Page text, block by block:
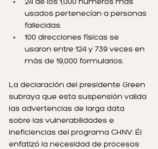
24 de los 1,000 números más
usados pertenecían a personas
fallecidas.
100 direcciones físicas se
usaron entre 124 y 739 veces en
más de 19,000 formularios.
La declaración del presidente Green
subraya que esta suspensión valida
las advertencias de larga data
sobre las vulnerabilidades e
ineficiencias del programa CHNV. Él
enfatizó la necesidad de procesos